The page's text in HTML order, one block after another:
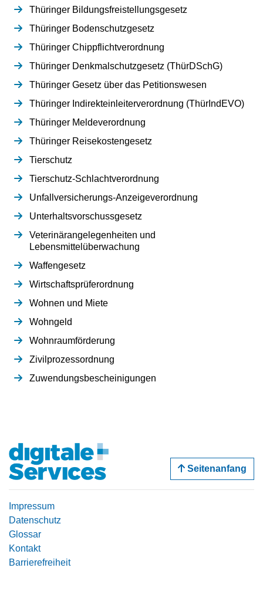
Thüringer Bildungsfreistellungsgesetz
Thüringer Bodenschutzgesetz
Thüringer Chippflichtverordnung
Thüringer Denkmalschutzgesetz (ThürDSchG)
Thüringer Gesetz über das Petitionswesen
Thüringer Indirekteinleiterverordnung (ThürIndEVO)
Thüringer Meldeverordnung
Thüringer Reisekostengesetz
Tierschutz
Tierschutz-Schlachtverordnung
Unfallversicherungs-Anzeigeverordnung
Unterhaltsvorschussgesetz
Veterinärangelegenheiten und
Lebensmittelüberwachung
Waffengesetz
Wirtschaftsprüferordnung
Wohnen und Miete
Wohngeld
Wohnraumförderung
Zivilprozessordnung
Zuwendungsbescheinigungen
Seitenanfang
Impressum
Datenschutz
Glossar
Kontakt
Barrierefreiheit